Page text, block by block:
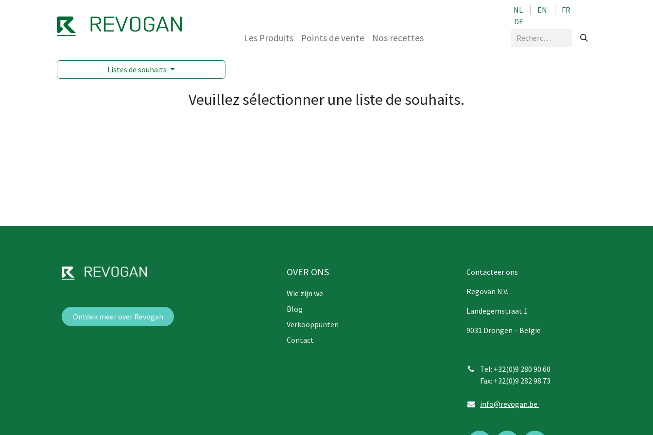
NL EN
FR
DE
Les Produits Points de vente Nos recettes
Listes de souhaits
Veuillez sélectionner une liste de souhaits.
Ontdek meer over Revogan
Contacteer ons
Regovan N.V.
Landegemstraat 1
9031 Drongen – België
Tel: +32(0)9 280 90 60
Fax: +32(0)9 282 98 73
info@revogan.be
OVER ONS
Wie zijn we
Blog
Verkooppunten
Contact​